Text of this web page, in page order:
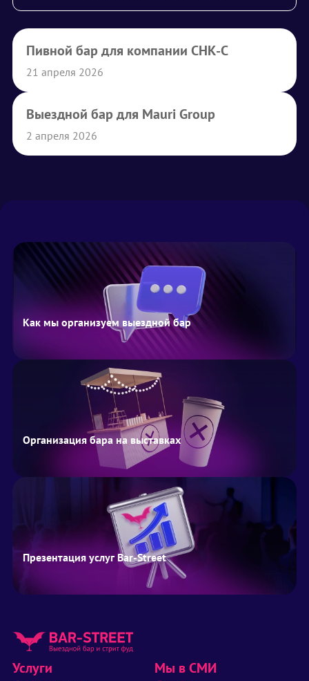
Пивной бар для компании СНК-С
21 апреля 2026
Выездной бар для Mauri Group
2 апреля 2026
Как мы организуем выездной бар
Организация бара на выставках
Презентация услуг Bar-Street
Услуги
Мы в СМИ